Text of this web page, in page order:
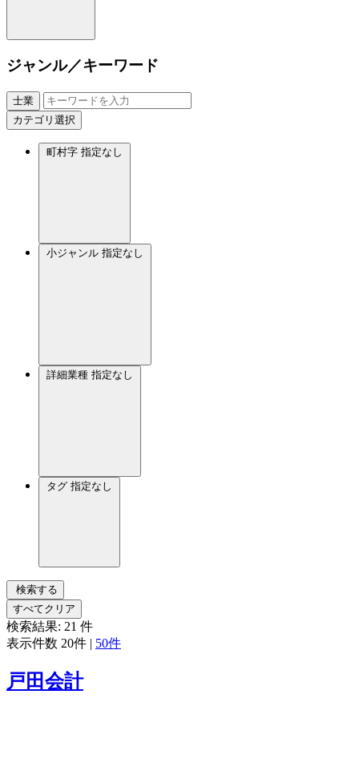
ジャンル／キーワード
士業
カテゴリ選択
町村字 指定なし
小ジャンル 指定なし
詳細業種 指定なし
タグ 指定なし
検索する
すべてクリア
検索結果: 21 件
表示件数 20件 | 50件
戸田会計